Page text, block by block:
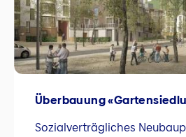
Überbauung
Sozialverträgliches